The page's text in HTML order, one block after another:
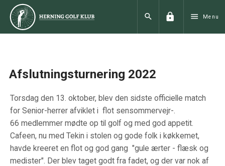
search lock menu Menu
Afslutningsturnering 2022
Torsdag den 13. oktober, blev den sidste officielle match
for Senior-herrer afviklet i flot sensommervejr-.
66 medlemmer mødte op til golf og med god appetit.
Cafeen, nu med Tekin i stolen og gode folk i køkkemet,
havde kreeret en flot og god gang "gule ærter - flæsk og
medister". Der blev taget godt fra fadet, og der var nok af